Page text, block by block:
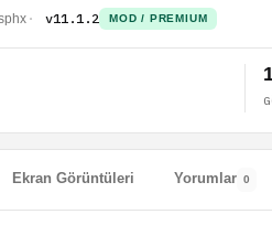
v11.1.2 MOD / PREMIUM
Ekran Görüntüleri Yorumlar 0